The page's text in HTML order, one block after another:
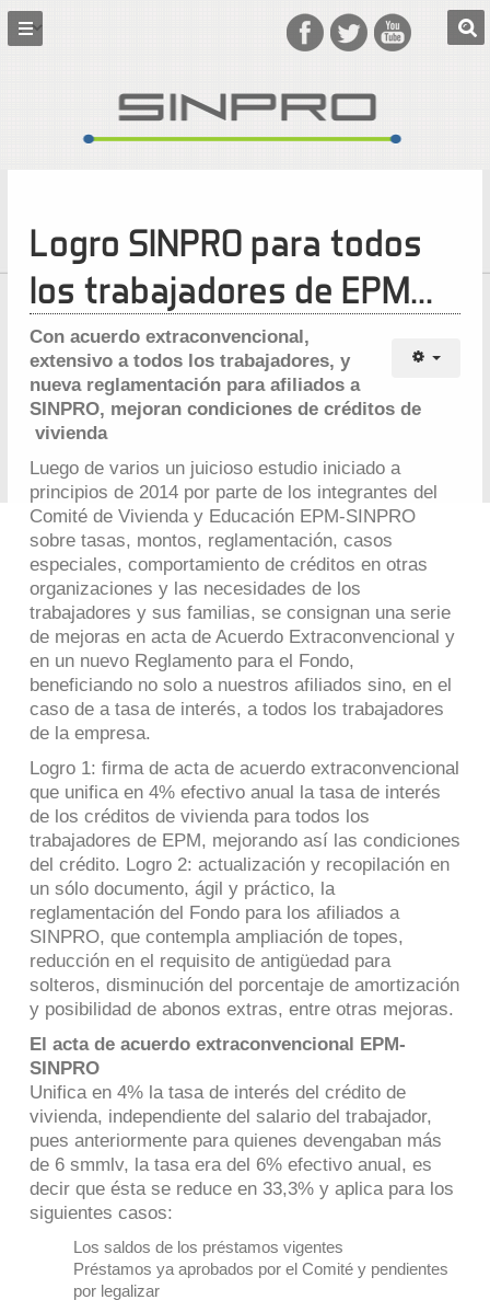
Logro SINPRO para todos
los trabajadores de EPM...
Con acuerdo extraconvencional,
extensivo a todos los trabajadores, y
nueva reglamentación para afiliados a
SINPRO, mejoran condiciones de créditos de
vivienda
Luego de varios un juicioso estudio iniciado a
principios de 2014 por parte de los integrantes del
Comité de Vivienda y Educación EPM-SINPRO
sobre tasas, montos, reglamentación, casos
especiales, comportamiento de créditos en otras
organizaciones y las necesidades de los
trabajadores y sus familias, se consignan una serie
de mejoras en acta de Acuerdo Extraconvencional y
en un nuevo Reglamento para el Fondo,
beneficiando no solo a nuestros afiliados sino, en el
caso de a tasa de interés, a todos los trabajadores
de la empresa.
Logro 1: firma de acta de acuerdo extraconvencional
que unifica en 4% efectivo anual la tasa de interés
de los créditos de vivienda para todos los
trabajadores de EPM, mejorando así las condiciones
del crédito. Logro 2: actualización y recopilación en
un sólo documento, ágil y práctico, la
reglamentación del Fondo para los afiliados a
SINPRO, que contempla ampliación de topes,
reducción en el requisito de antigüedad para
solteros, disminución del porcentaje de amortización
y posibilidad de abonos extras, entre otras mejoras.
El acta de acuerdo extraconvencional EPM-
SINPRO
Unifica en 4% la tasa de interés del crédito de
vivienda, independiente del salario del trabajador,
pues anteriormente para quienes devengaban más
de 6 smmlv, la tasa era del 6% efectivo anual, es
decir que ésta se reduce en 33,3% y aplica para los
siguientes casos:
Los saldos de los préstamos vigentes
Préstamos ya aprobados por el Comité y pendientes
por legalizar